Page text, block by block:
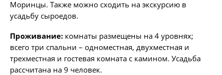
Моринцы. Также можно сходить на экскурсию в
усадьбу сыроедов.
Проживание: комнаты размещены на 4 уровнях;
всего три спальни – одноместная, двухместная и
трехместная и гостевая комната с камином. Усадьба
рассчитана на 9 человек.